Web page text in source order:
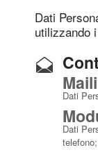
Dati
utilizzando
Dati
Dati